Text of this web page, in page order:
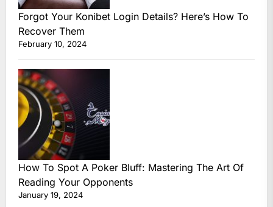
Forgot Your Konibet Login Details? Here’s How To
Recover Them
February 10, 2024
How To Spot A Poker Bluff: Mastering The Art Of
Reading Your Opponents
January 19, 2024